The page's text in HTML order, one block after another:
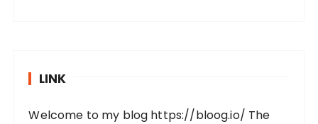
LINK
Welcome to my blog https://bloog.io/ The